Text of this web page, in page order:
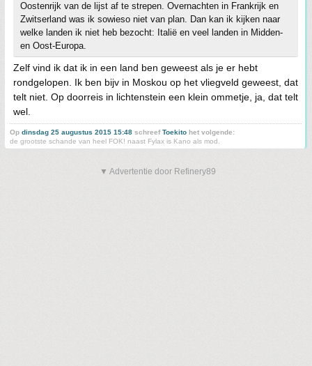
Oostenrijk van de lijst af te strepen. Overnachten in Frankrijk en
Zwitserland was ik sowieso niet van plan. Dan kan ik kijken naar
welke landen ik niet heb bezocht: Italië en veel landen in Midden-
en Oost-Europa.
Zelf vind ik dat ik in een land ben geweest als je er hebt
rondgelopen. Ik ben bijv in Moskou op het vliegveld geweest, dat
telt niet. Op doorreis in lichtenstein een klein ommetje, ja, dat telt
wel.
Op dinsdag 25 augustus 2015 15:48 schreefToekito het volgende:
de grootste schande van heel FOK! naast Fylax is Kano als mod.
▼ Advertentie door Refinery89